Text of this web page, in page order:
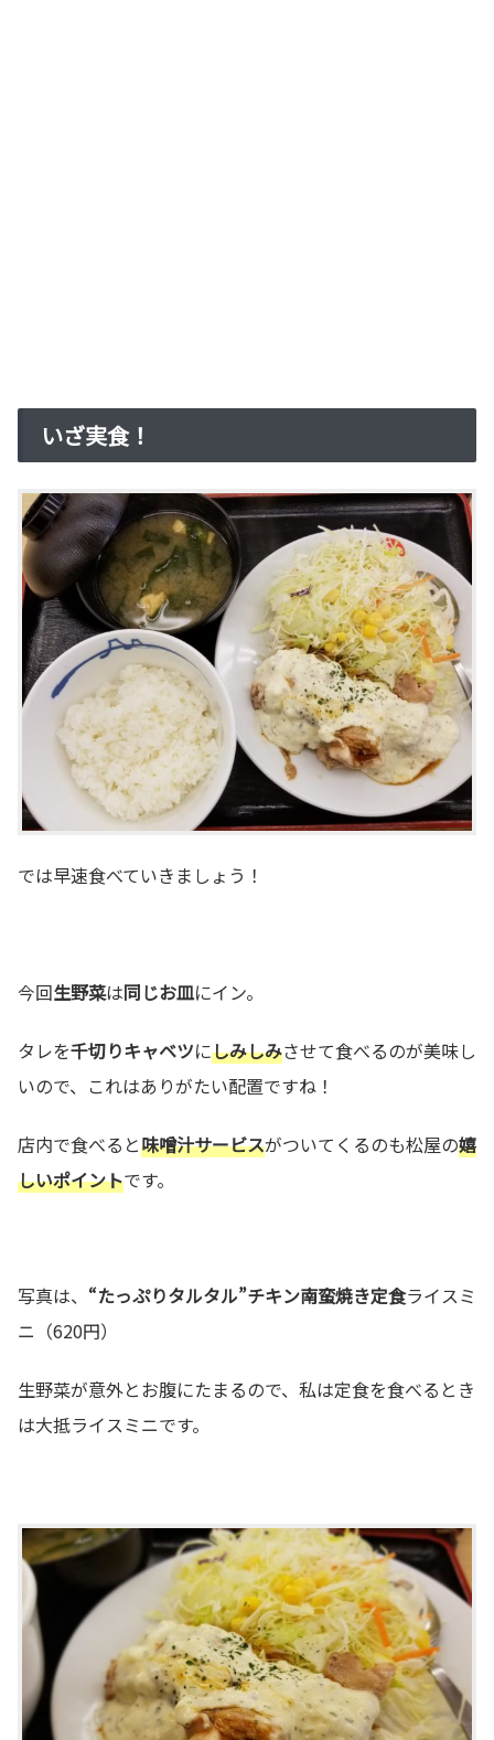
いざ実食！
では早速食べていきましょう！
今回生野菜は同じお皿にイン。
タレを千切りキャベツにしみしみさせて食べるのが美味し
いので、これはありがたい配置ですね！
店内で食べると味噌汁サービスがついてくるのも松屋の嬉
しいポイントです。
写真は、 “たっぷりタルタル”チキン南蛮焼き定食ライスミ
ニ（620円）
生野菜が意外とお腹にたまるので、私は定食を食べるとき
は大抵ライスミニです。